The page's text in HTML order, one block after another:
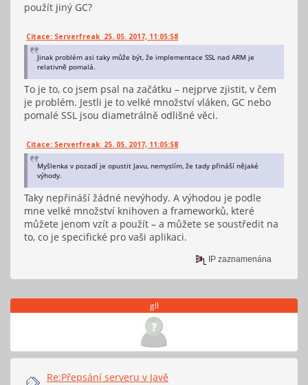
použít jiný GC?
Citace: Serverfreak 25. 05. 2017, 11:05:58
Jinak problém asi taky může být, že implementace SSL nad ARM je
relativně pomalá.
To je to, co jsem psal na začátku – nejprve zjistit, v čem
je problém. Jestli je to velké množství vláken, GC nebo
pomalé SSL jsou diametrálně odlišné věci.
Citace: Serverfreak 25. 05. 2017, 11:05:58
Myšlenka v pozadí je opustit Javu, nemyslím, že tady přináší nějaké
výhody.
Taky nepřináší žádné nevýhody. A výhodou je podle
mne velké množství knihoven a frameworků, které
můžete jenom vzít a použít – a můžete se soustředit na
to, co je specifické pro vaši aplikaci.
IP zaznamenána
gll
Re:Přepsání serveru v Javě